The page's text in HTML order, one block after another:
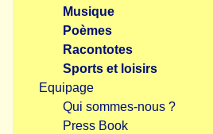
Musique
Poèmes
Racontotes
Sports et loisirs
Equipage
Qui sommes-nous ?
Press Book